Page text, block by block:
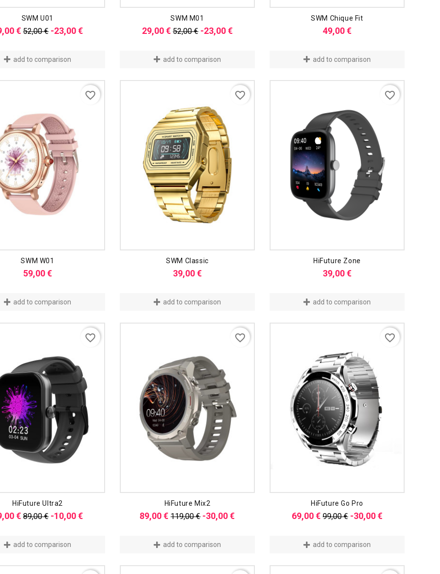
Mehr lesen
SWM U01
€Verkaufspreis
52,00 € -23,00 €Preis
add to comparison
SWM M01
29,00 €Verkaufspreis
52,00 € -23,00 €Preis
add to comparison
SWM Chique Fit
49,00 €Preis
add to comparison
SWM W01
59,00 €Preis
favorite_border
add to comparison
SWM Classic
39,00 €Preis
favorite_border
add to comparison
HiFuture Zone
39,00 €Preis
favorite_border
add to comparison
HiFuture Ultra2
€Verkaufspreis
89,00 € -10,00 €Preis
favorite_border
add to comparison
HiFuture Mix2
89,00 €Verkaufspreis
119,00 € -30,00 €Preis
favorite_border
add to comparison
HiFuture Go Pro
69,00 €Verkaufspreis
99,00 € -30,00 €Preis
favorite_border
add to comparison